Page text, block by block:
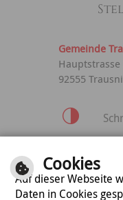
Gemeinde
Hauptstrasse
92555
Cookies
Auf dieser Webseite
Daten in Cookies